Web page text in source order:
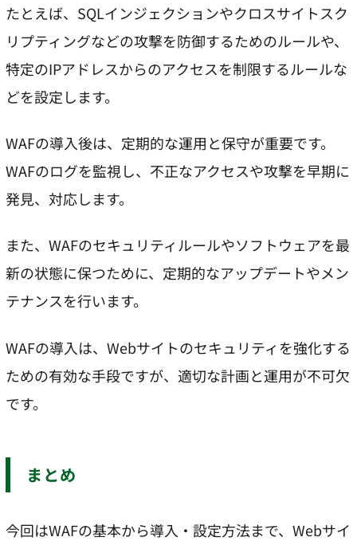
たとえば、SQLインジェクションやクロスサイトスク
リプティングなどの攻撃を防御するためのルールや、
特定のIPアドレスからのアクセスを制限するルールな
どを設定します。
WAFの導入後は、定期的な運用と保守が重要です。
WAFのログを監視し、不正なアクセスや攻撃を早期に
発見、対応します。
また、WAFのセキュリティルールやソフトウェアを最
新の状態に保つために、定期的なアップデートやメン
テナンスを行います。
WAFの導入は、Webサイトのセキュリティを強化する
ための有効な手段ですが、適切な計画と運用が不可欠
です。
まとめ
今回はWAFの基本から導入・設定方法まで、Webサイ